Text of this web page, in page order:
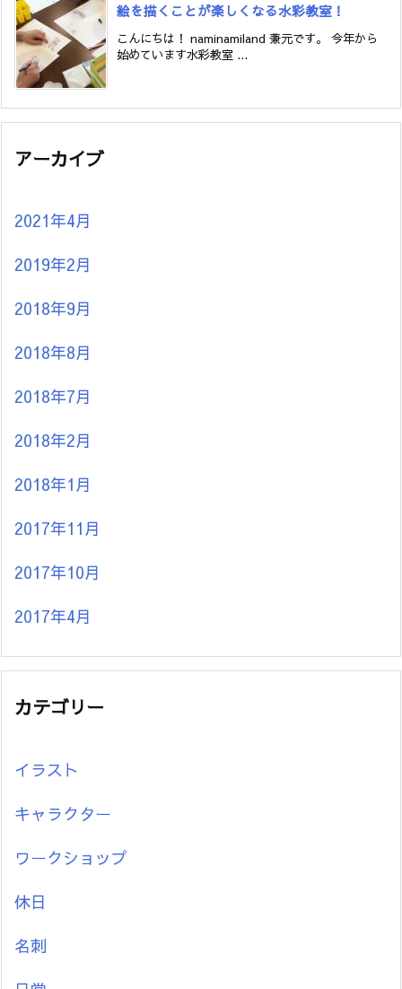
絵を描くことが楽しくなる水彩教室！
こんにちは！ naminamiland 兼元です。 今年から
始めています水彩教室 ...
アーカイブ
2021年4月
2019年2月
2018年9月
2018年8月
2018年7月
2018年2月
2018年1月
2017年11月
2017年10月
2017年4月
カテゴリー
イラスト
キャラクター
ワークショップ
休日
名刺